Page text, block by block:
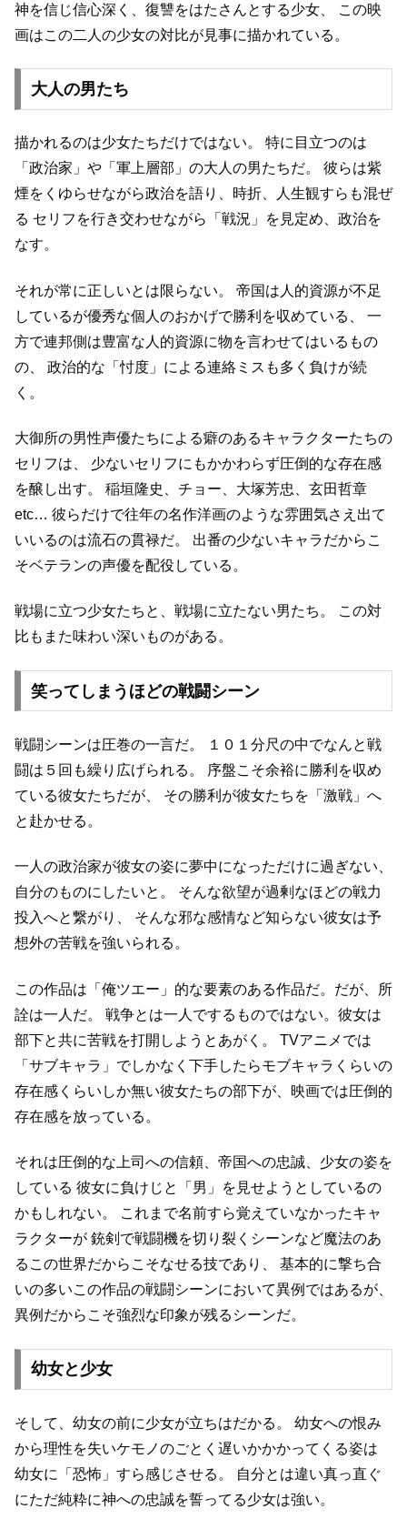
神を信じ信心深く、復讐をはたさんとする少女、
この映
画はこの二人の少女の対比が見事に描かれている。
大人の男たち
描かれるのは少女たちだけではない。
特に目立つのは
「政治家」や「軍上層部」の大人の男たちだ。
彼らは紫
煙をくゆらせながら政治を語り、時折、人生観すらも混ぜ
る セリフを行き交わせながら「戦況」を見定め、政治を
なす。
それが常に正しいとは限らない。
帝国は人的資源が不足
しているが優秀な個人のおかげで勝利を収めている、
一
方で連邦側は豊富な人的資源に物を言わせてはいるもの
の、
政治的な「忖度」による連絡ミスも多く負けが続
く。
大御所の男性声優たちによる癖のあるキャラクターたちの
セリフは、
少ないセリフにもかかわらず圧倒的な存在感
を醸し出す。
稲垣隆史、チョー、大塚芳忠、玄田哲章
etc… 彼らだけで往年の名作洋画のような雰囲気さえ出て
いいるのは流石の貫禄だ。
出番の少ないキャラだからこ
そベテランの声優を配役している。
戦場に立つ少女たちと、戦場に立たない男たち。
この対
比もまた味わい深いものがある。
笑ってしまうほどの戦闘シーン
戦闘シーンは圧巻の一言だ。
１０１分尺の中でなんと戦
闘は５回も繰り広げられる。
序盤こそ余裕に勝利を収め
ている彼女たちだが、
その勝利が彼女たちを「激戦」へ
と赴かせる。
一人の政治家が彼女の姿に夢中になっただけに過ぎない、
自分のものにしたいと。
そんな欲望が過剰なほどの戦力
投入へと繋がり、
そんな邪な感情など知らない彼女は予
想外の苦戦を強いられる。
この作品は「俺ツエー」的な要素のある作品だ。だが、所
詮は一人だ。
戦争とは一人でするものではない。彼女は
部下と共に苦戦を打開しようとあがく。
TVアニメでは
「サブキャラ」でしかなく下手したらモブキャラくらいの
存在感くらいしか無い彼女たちの部下が、映画では圧倒的
存在感を放っている。
それは圧倒的な上司への信頼、帝国への忠誠、少女の姿を
している 彼女に負けじと「男」を見せようとしているの
かもしれない。
これまで名前すら覚えていなかったキャ
ラクターが 銃剣で戦闘機を切り裂くシーンなど魔法のあ
るこの世界だからこそなせる技であり、
基本的に撃ち合
いの多いこの作品の戦闘シーンにおいて異例ではあるが、
異例だからこそ強烈な印象が残るシーンだ。
幼女と少女
そして、幼女の前に少女が立ちはだかる。
幼女への恨み
から理性を失いケモノのごとく遅いかかかってくる姿は
幼女に「恐怖」すら感じさせる。
自分とは違い真っ直ぐ
にただ純粋に神への忠誠を誓ってる少女は強い。